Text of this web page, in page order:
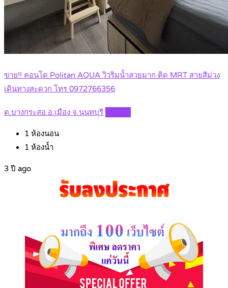
ขาย!! คอนโด Politan AQUA วิวริมน้ำสวยมาก ติด MRT สายสีม่วง
เดินทางสะดวก โทร 0972766356
ต.บางกระสอ อ.เมือง จ.นนทบุรี
1 ห้องนอน
1 ห้องน้ำ
3 ปี ago